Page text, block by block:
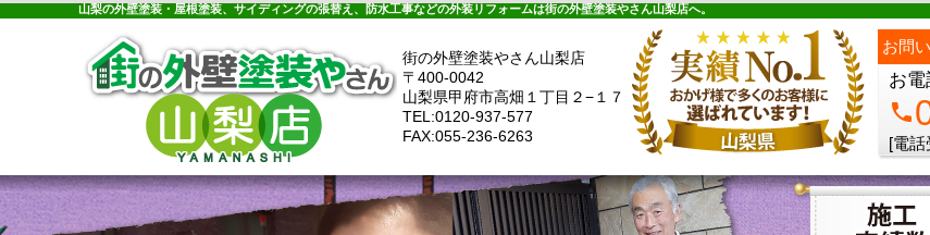
山梨の外壁塗装・屋根塗装、サイディングの張替え、防水工事などの外装リフォームは街の外壁塗装やさん山梨店へ。
街の外壁塗装やさん山梨店
〒400-0042
山梨県甲府市高畑１丁目２−１７
TEL:0120-937-577
FAX:055-236-6263
お問
お
phone
[電話
料金プラン 無料点検